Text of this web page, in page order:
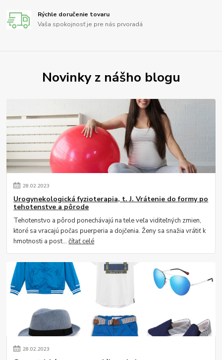
Rýchle doručenie tovaru
Vaša spokojnosť je pre nás prvoradá
Novinky z nášho blogu
28.02.2023
Urogynekologická fyzioterapia, t. J. Vrátenie do formy po
tehotenstve a pôrode
Tehotenstvo a pôrod ponechávajú na tele veľa viditeľných zmien,
ktoré sa vracajú počas puerperia a dojčenia. Ženy sa snažia vrátiť k
hmotnosti a post...čítať celé
28.02.2023